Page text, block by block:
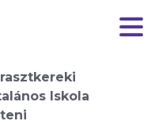
Iskola